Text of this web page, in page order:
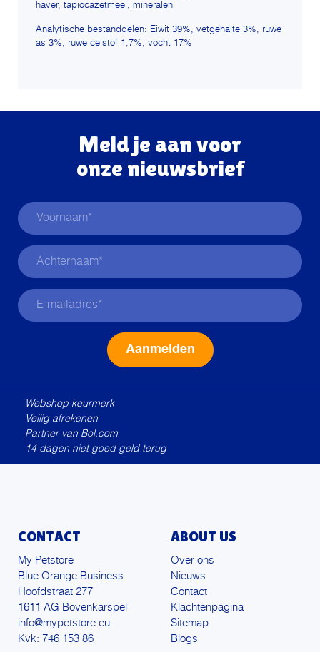
haver, tapiocazetmeel, mineralen
Analytische bestanddelen: Eiwit 39%, vetgehalte 3%, ruwe
as 3%, ruwe celstof 1,7%, vocht 17%
Meld je aan voor
onze nieuwsbrief
Webshop keurmerk
Veilig afrekenen
Partner van Bol.com
14 dagen niet goed geld terug
CONTACT
My Petstore
Blue Orange Business
Hoofdstraat 277
1611 AG Bovenkarspel
info@mypetstore.eu
Kvk: 746 153 86
ABOUT US
Over ons
Nieuws
Contact
Klachtenpagina
Sitemap
Blogs